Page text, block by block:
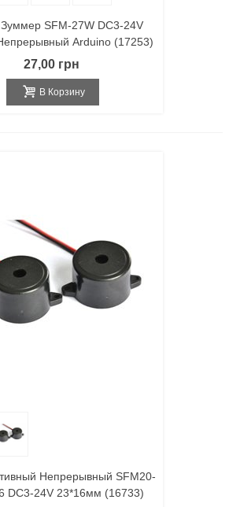
Зуммер SFM-27W DC3-24V
Arduino (17253)
27,00 грн
В Корзину
Непрерывный SFM20-
DC3-24V 23*16мм (16733)